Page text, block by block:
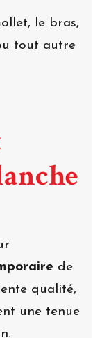
le bras,
tout autre
de
qualité,
une tenue